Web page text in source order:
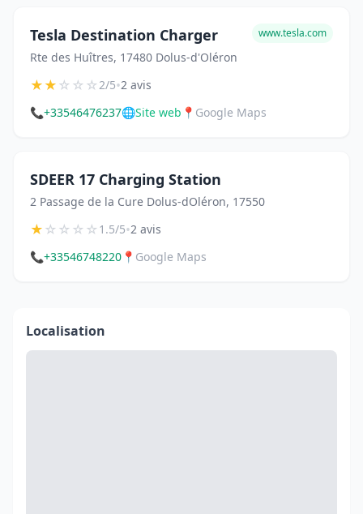
Tesla Destination Charger
Rte des Huîtres, 17480 Dolus-d'Oléron
www.tesla.com
★★☆☆☆2/5•2 avis
📞+33546476237🌐Site web 📍 Google Maps
SDEER 17 Charging Station
2 Passage de la Cure Dolus-dOléron, 17550
★☆☆☆☆1.5/5•2 avis
📞+33546748220 📍 Google Maps
Localisation